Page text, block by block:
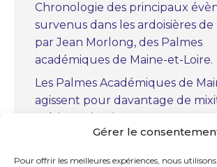
Gérer le
Pour offrir les meilleures expériences, nous
Chronologie des principaux
survenus dans les ardoisières de
par Jean Morlong, des Palmes
académiques de Maine-et-Loire.
Les Palmes Académiques de
agissent pour davantage de
métiers scientifiques.
Marc Bourcerie, des Palmes